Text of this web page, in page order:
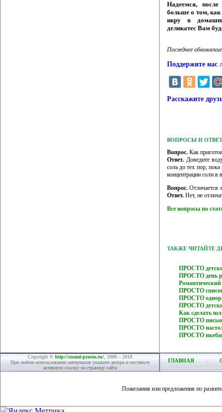
Надеемся,
больше о том, как
икру в
деликатес Вам
Последнее
Поддержите нас
Расскажите
ВОПРОСЫ И
Вопрос. Как
Ответ. Доведите
соль до тех пор,
концентрации соли в
Вопрос. Отличается
Ответ. Нет, не
Все вопросы по
ТАКЖЕ ЧИТАЙТЕ
ПРОСТО
ПРОСТО день
ПРОСТО
ПРОСТО
ПРОСТО
Как сделать
ПРОСТО
ПРОСТО
ПРОСТО
Copyright © http://snami-prosto.ru/, 2006 – 2018
При любом использовании материалов укажите автора и поставьте
активную ссылку на страницу сайта
ГЛАВНАЯ
Пожелания или предложения по